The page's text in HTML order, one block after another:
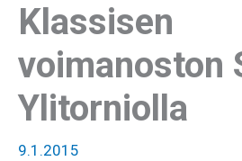
Klassisen
voimanoston
Ylitorniolla
9.1.2015